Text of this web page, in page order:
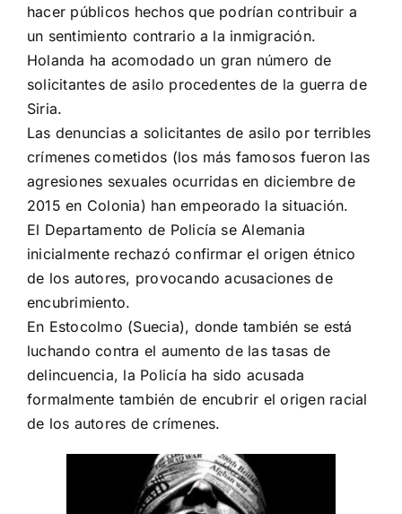
hacer públicos hechos que podrían contribuir a
un sentimiento contrario a la inmigración.
Holanda ha acomodado un gran número de
solicitantes de asilo procedentes de la guerra de
Siria.
Las denuncias a solicitantes de asilo por terribles
crímenes cometidos (los más famosos fueron las
agresiones sexuales ocurridas en diciembre de
2015 en Colonia) han empeorado la situación.
El Departamento de Policía se Alemania
inicialmente rechazó confirmar el origen étnico
de los autores, provocando acusaciones de
encubrimiento.
En Estocolmo (Suecia), donde también se está
luchando contra el aumento de las tasas de
delincuencia, la Policía ha sido acusada
formalmente también de encubrir el origen racial
de los autores de crímenes.